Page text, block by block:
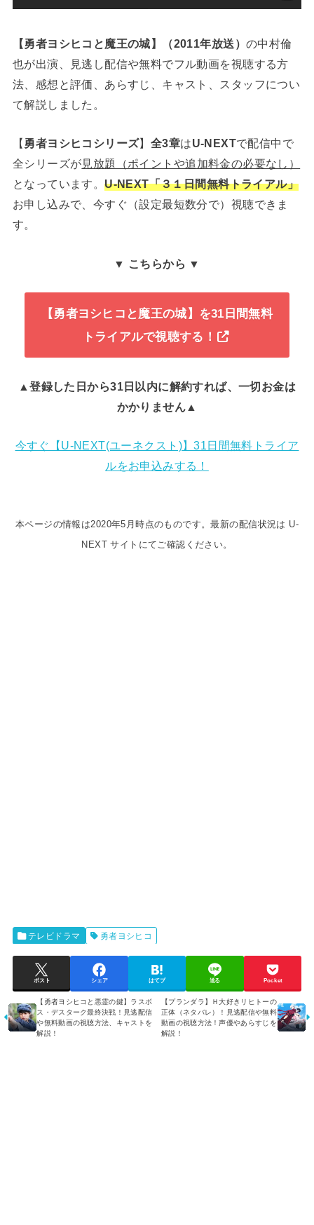
【勇者ヨシヒコと魔王の城】（2011年放送） の中村倫
也が出演、見逃し配信や無料でフル動画を視聴する方
法、感想と評価、あらすじ、キャスト、スタッフについ
て解説しました。
【 勇者ヨシヒコシリーズ】 全3章はU-NEXTで配信中で
全シリーズが見放題（ポイントや追加料金の必要なし）
となっています。U-NEXT「３１日間無料トライアル」
お申し込みで、今すぐ（設定最短数分で）視聴できま
す。
▼ こちらから ▼
【勇者ヨシヒコと魔王の城】を31日間無料
トライアルで視聴する！
▲登録した日から31日以内に解約すれば、一切お金は
かかりません▲
今すぐ【U-NEXT(ユーネクスト)】31日間無料トライア
ルをお申込みする！
本ページの情報は2020年5月時点のものです。最新の配信状況は U-
NEXT サイトにてご確認ください。
テレビドラマ 勇者ヨシヒコ
ポスト シェア はてブ 送る Pocket
【勇者ヨシヒコと悪霊の鍵】ラスボ
ス・デスターク最終決戦！見逃配信
や無料動画の視聴方法、キャストを
解説！
【プランダラ】Ｈ大好きリヒトーの
正体（ネタバレ）！見逃配信や無料
動画の視聴方法！声優やあらすじを
解説！